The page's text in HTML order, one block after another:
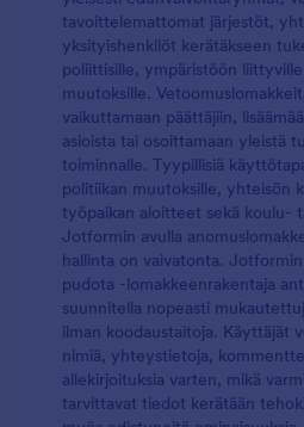
tavoittelemattomat järjestöt,
yksityishenkilöt kerätäkseen
poliittisille, ympäristöön
muutoksille.
vaikuttamaan päättäjiin,
asioista tai osoittamaan yleistä
toiminnalle. Tyypillisiä
politiikan muutoksille, yhteisön
työpaikan aloitteet sekä koulu-
Jotformin avulla
hallinta on vaivatonta.
pudota -lomakkeenrakentaja
suunnitella nopeasti
ilman koodaustaitoja. Käyttäjät
nimiä, yhteystietoja,
allekirjoituksia varten, mikä
tarvittavat tiedot kerätään